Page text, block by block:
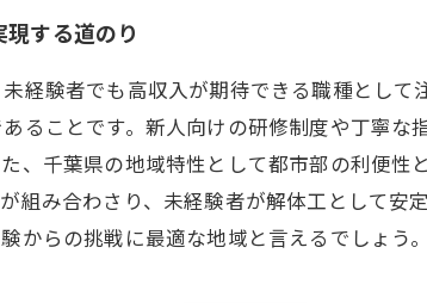
する道のり
経験者でも高収入が期待できる職種とし
ることです。新人向けの研修制度や丁寧
、千葉県の地域特性として都市部の利便
組み合わさり、未経験者が解体工として安
からの挑戦に最適な地域と言えるでしょう。